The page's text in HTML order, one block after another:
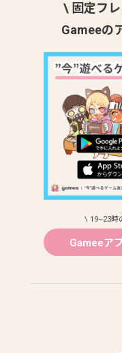
\ 固定フ
Gameeの
\ 19~23時
Gameeア